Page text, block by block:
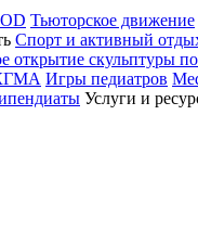
Тьюторское движение
Спорт и активный
открытие скульптуры
Игры педиатров
Услуги и